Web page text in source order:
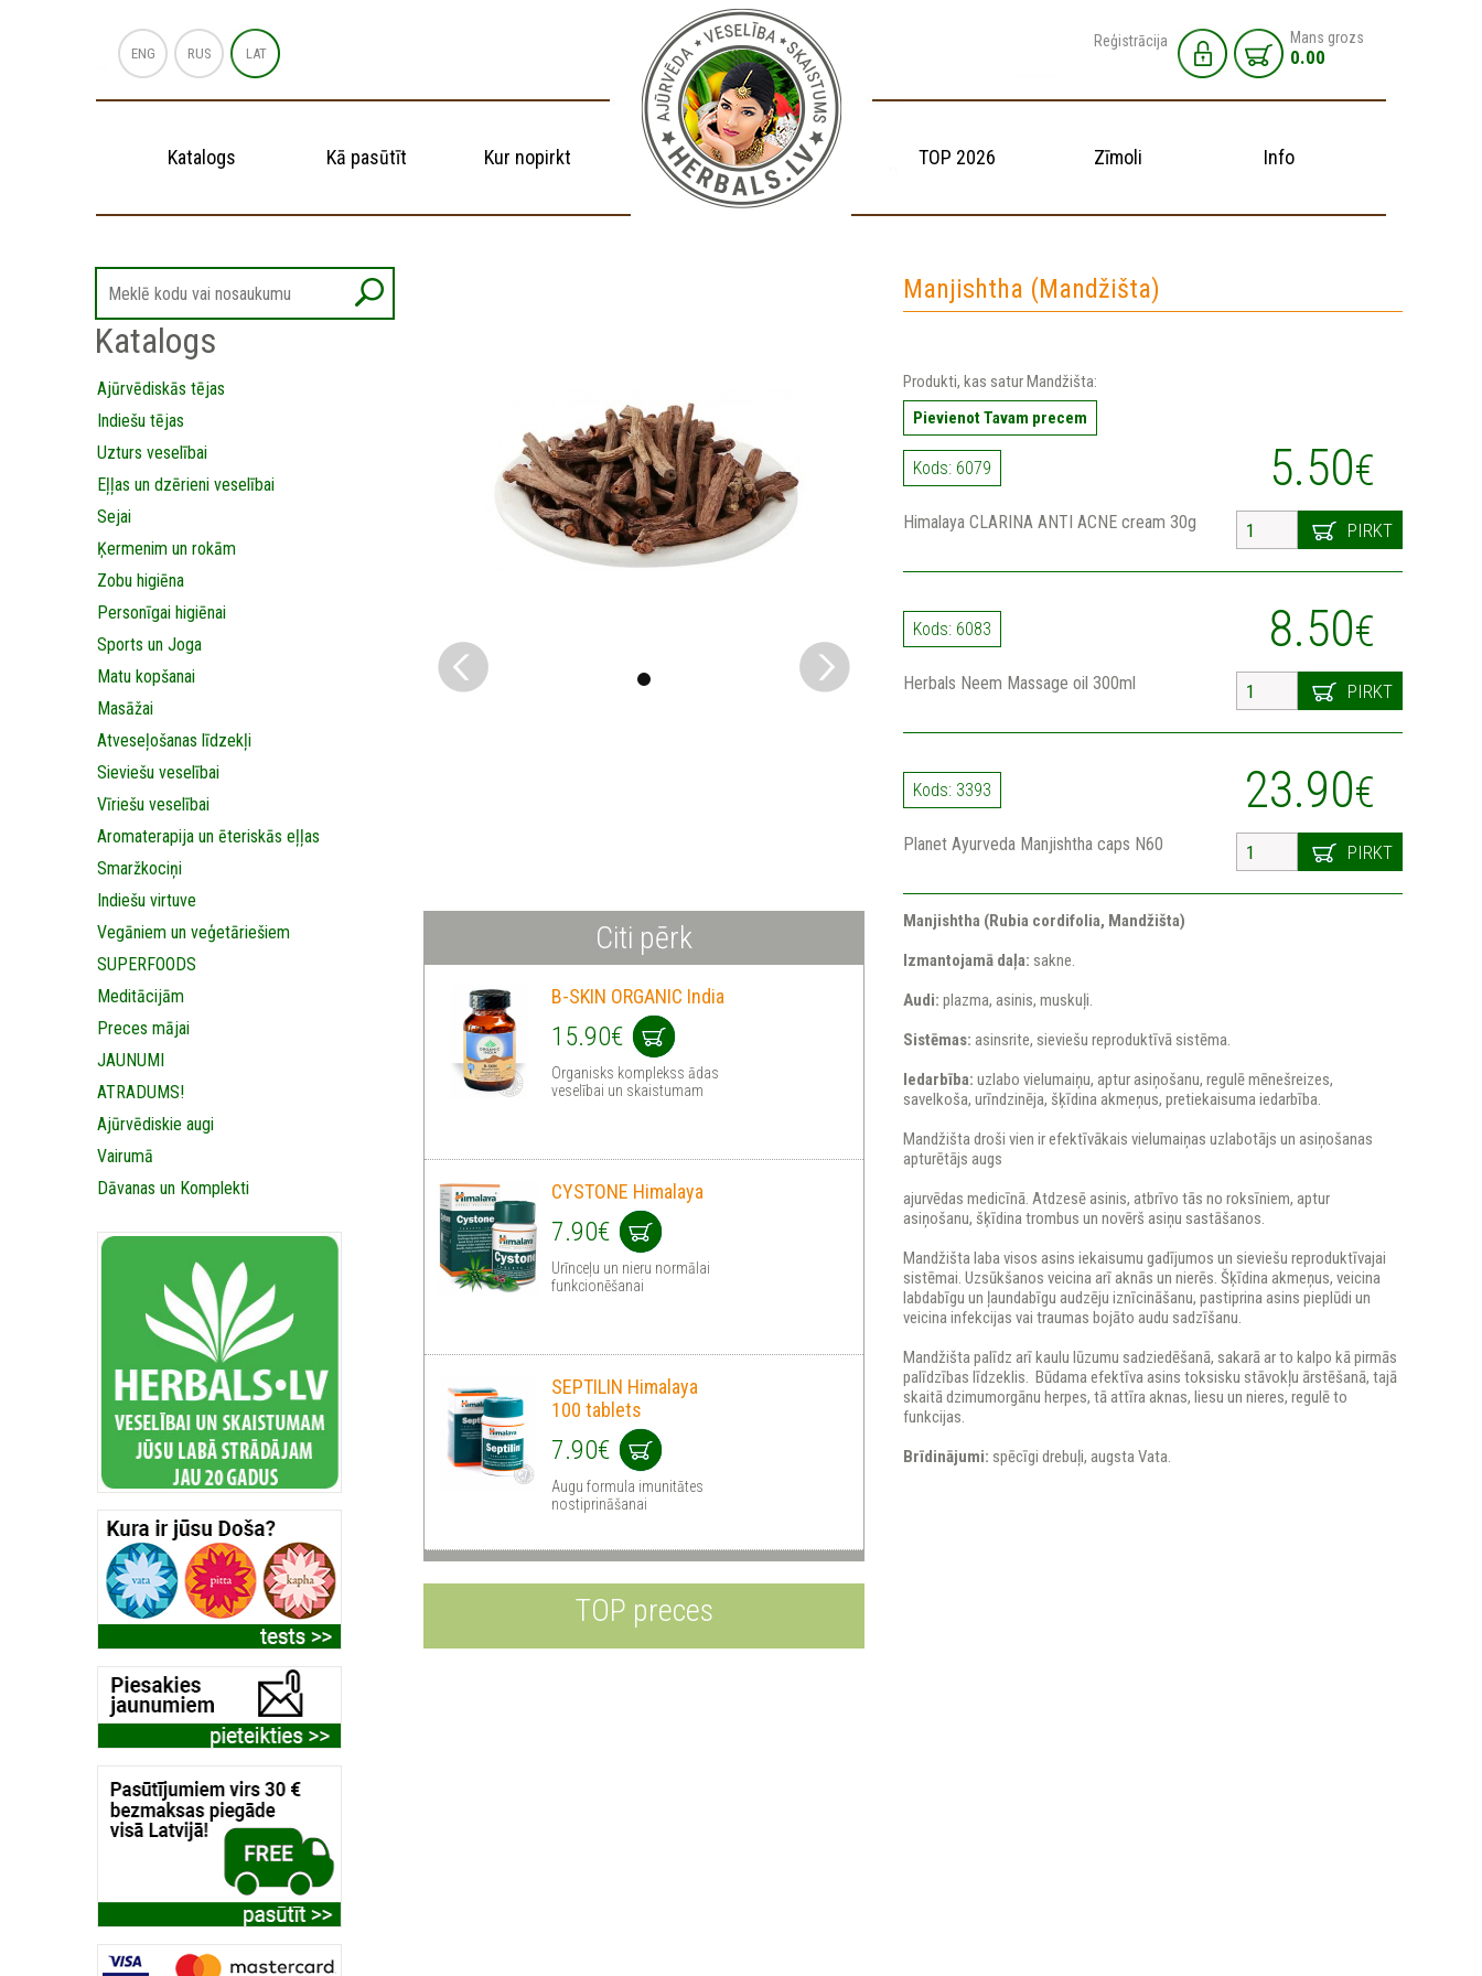
ENG RUS LAT
Reģistrācija Mans grozs
0.00
Katalogs Kā pasūtīt Kur nopirkt TOP 2026 Zīmoli Info
Katalogs
Ajūrvēdiskās tējas
Indiešu tējas
Uzturs veselībai
Eļļas un dzērieni veselībai
Sejai
Ķermenim un rokām
Zobu higiēna
Personīgai higiēnai
Sports un Joga
Matu kopšanai
Masāžai
Аtveseļošanas līdzekļi
Sieviešu veselībai
Vīriešu veselībai
Aromaterapija un ēteriskās eļļas
Smaržkociņi
Indiešu virtuve
Vegāniem un veģetāriešiem
SUPERFOODS
Meditācijām
Preces mājai
JAUNUMI
ATRADUMS!
Ajūrvēdiskie augi
Vairumā
Dāvanas un Komplekti
Manjishtha (Mandžišta)
Produkti, kas satur Mandžišta:
Pievienot Tavam precem
Kods: 6079 5.50€
PIRKT
Himalaya CLARINA ANTI ACNE cream 30g
Kods: 6083 8.50€
PIRKT
Herbals Neem Massage oil 300ml
Kods: 3393 23.90€
PIRKT
Planet Ayurveda Manjishtha caps N60
Manjishtha (Rubia cordifolia, Mandžišta)
Izmantojamā daļa: sakne.
Audi: plazma, asinis, muskuļi.
Sistēmas: asinsrite, sieviešu reproduktīvā sistēma.
Iedarbība: uzlabo vielumaiņu, aptur asiņošanu, regulē mēnešreizes,
savelkoša, urīndzinēja, šķīdina akmeņus, pretiekaisuma iedarbība.
Mandžišta droši vien ir efektīvākais vielumaiņas uzlabotājs un asiņošanas
apturētājs augs
ajurvēdas medicīnā. Atdzesē asinis, atbrīvo tās no roksīniem, aptur
asiņošanu, šķīdina trombus un novērš asiņu sastāšanos.
Mandžišta laba visos asins iekaisumu gadījumos un sieviešu reproduktīvajai
sistēmai. Uzsūkšanos veicina arī aknās un nierēs. Šķīdina akmeņus, veicina
labdabīgu un ļaundabīgu audzēju iznīcināšanu, pastiprina asins pieplūdi un
veicina infekcijas vai traumas bojāto audu sadzīšanu.
Mandžišta palīdz arī kaulu lūzumu sadziedēšanā, sakarā ar to kalpo kā pirmās
palīdzības līdzeklis. Būdama efektīva asins toksisku stāvokļu ārstēšanā, tajā
skaitā dzimumorgānu herpes, tā attīra aknas, liesu un nieres, regulē to
funkcijas.
Brīdinājumi: spēcīgi drebuļi, augsta Vata.
Citi pērk
B-SKIN ORGANIC India
15.90€
Organisks komplekss ādas
veselībai un skaistumam
CYSTONE Himalaya
7.90€
Urīnceļu un nieru normālai
funkcionēšanai
SEPTILIN Himalaya
100 tablets
7.90€
Augu formula imunitātes
nostiprināšanai
TOP preces